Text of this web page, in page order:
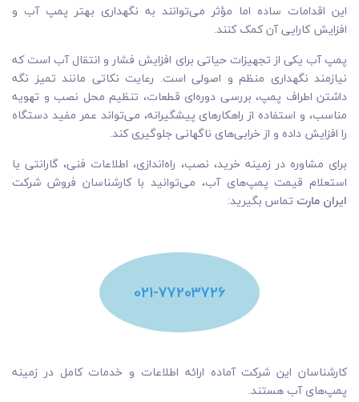
این اقدامات ساده اما مؤثر می‌توانند به نگهداری بهتر پمپ آب و
افزایش کارایی آن کمک کنند.
پمپ آب یکی از تجهیزات حیاتی برای افزایش فشار و انتقال آب است که
نیازمند نگهداری منظم و اصولی است. رعایت نکاتی مانند تمیز نگه
داشتن اطراف پمپ، بررسی دوره‌ای قطعات، تنظیم محل نصب و تهویه
مناسب، و استفاده از راهکارهای پیشگیرانه، می‌تواند عمر مفید دستگاه
را افزایش داده و از خرابی‌های ناگهانی جلوگیری کند.
برای مشاوره در زمینه خرید، نصب، راه‌اندازی، اطلاعات فنی، گارانتی یا
استعلام قیمت پمپ‌های آب، می‌توانید با کارشناسان فروش شرکت
ایران مارت تماس بگیرید:
021-77203726
کارشناسان این شرکت آماده ارائه اطلاعات و خدمات کامل در زمینه
پمپ‌های آب هستند.